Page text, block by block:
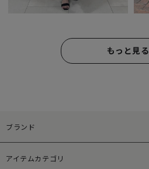
もっと見る
ブランド
アイテムカテゴリ